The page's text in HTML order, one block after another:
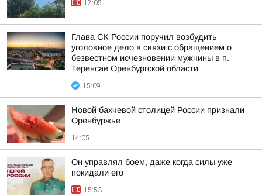
12:05
Глава СК России поручил возбудить
уголовное дело в связи с обращением о
безвестном исчезновении мужчины в п.
Теренсае Оренбургской области
15:09
Новой бахчевой столицей России признали
Оренбуржье
14:05
Он управлял боем, даже когда силы уже
покидали его
15:53